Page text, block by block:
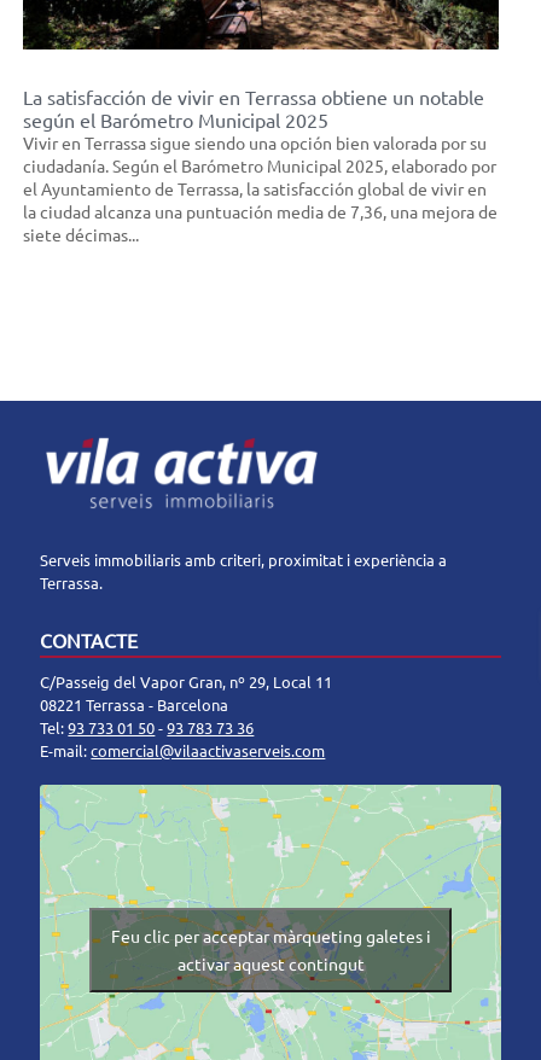
La satisfacción de vivir en Terrassa obtiene un notable
según el Barómetro Municipal 2025
Vivir en Terrassa sigue siendo una opción bien valorada por su
ciudadanía. Según el Barómetro Municipal 2025, elaborado por
el Ayuntamiento de Terrassa, la satisfacción global de vivir en
la ciudad alcanza una puntuación media de 7,36, una mejora de
siete décimas...
Serveis immobiliaris amb criteri, proximitat i experiència a
Terrassa.
CONTACTE
C/Passeig del Vapor Gran, nº 29, Local 11
08221 Terrassa - Barcelona
Tel:93 733 01 50-93 783 73 36
E-mail:comercial@vilaactivaserveis.com
Feu clic per acceptar màrqueting galetes i
activar aquest contingut